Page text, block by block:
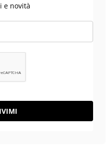
e novità